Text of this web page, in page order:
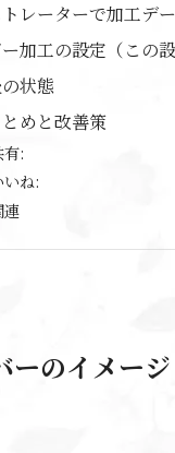
レーターで加工デ
加工の設定（この
状態
めと改善策
有:
いね:
連
ーのイメージ